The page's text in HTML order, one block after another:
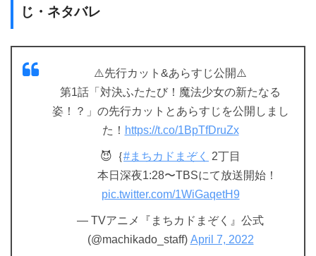
じ・ネタバレ
⚠️先行カット&あらすじ公開⚠️
第1話「対決ふたたび！魔法少女の新たなる
姿！？」の先行カットとあらすじを公開しまし
た！ https://t.co/1BpTfDruZx
😈｛#まちカドまぞく
2丁目
本日深夜1:28〜TBSにて放送開始！
pic.twitter.com/1WiGaqetH9
— TVアニメ『まちカドまぞく』公式
(@machikado_staff) April 7, 2022